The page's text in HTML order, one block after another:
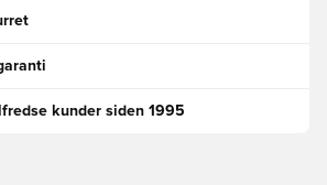
kunder siden 1995